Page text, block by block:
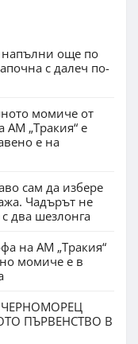
напълни още по
с далеч по-
момиче от
АМ „Тракия“ е
е на
сам да избере
Чадърът не
два шезлонга
на АМ „Тракия“
момиче е в
ЧЕРНОМОРЕЦ
ПЪРВЕНСТВО В